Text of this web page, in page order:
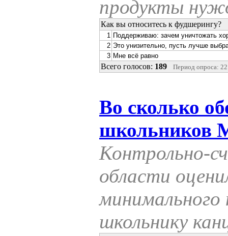
продукты
Как вы относитесь к фудшерингу?
1 Поддерживаю: зачем уничтожать
2 Это унизительно, пусть лучше
3 Мне всё равно
Всего голосов: 189 Период опроса:
Во сколько
школьников
Контрольно-
области
минимального
школьнику